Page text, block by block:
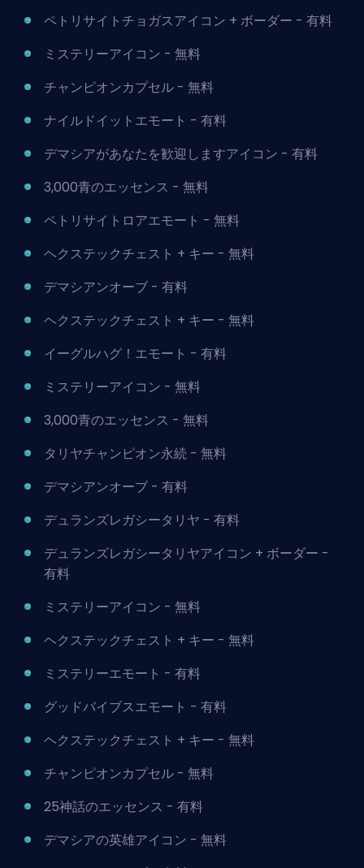
ペトリサイトチョガスアイコン + ボーダー - 有料
ミステリーアイコン - 無料
チャンピオンカプセル - 無料
ナイルドイットエモート - 有料
デマシアがあなたを歓迎しますアイコン - 有料
3,000青のエッセンス - 無料
ペトリサイトロアエモート - 無料
ヘクステックチェスト + キー - 無料
デマシアンオーブ - 有料
ヘクステックチェスト + キー - 無料
イーグルハグ！エモート - 有料
ミステリーアイコン - 無料
3,000青のエッセンス - 無料
タリヤチャンピオン永続 - 無料
デマシアンオーブ - 有料
デュランズレガシータリヤ - 有料
デュランズレガシータリヤアイコン + ボーダー -
有料
ミステリーアイコン - 無料
ヘクステックチェスト + キー - 無料
ミステリーエモート - 有料
グッドバイブスエモート - 有料
ヘクステックチェスト + キー - 無料
チャンピオンカプセル - 無料
25神話のエッセンス - 有料
デマシアの英雄アイコン - 無料